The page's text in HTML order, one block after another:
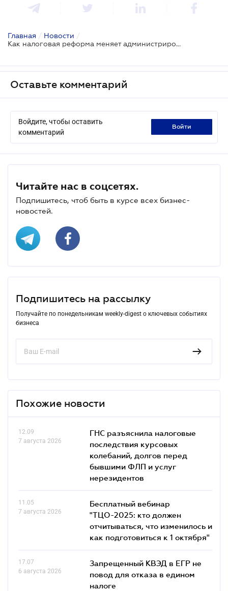
Главная / Новости /
Как налоговая реформа меняет администрирование налога на прибыль
Оставьте комментарий
Войдите, чтобы оставить
комментарий
войти
Читайте нас в соцсетях.
Подпишитесь, чтоб быть в курсе всех бизнес-
новостей.
Подпишитесь на рассылку
Получайте по понедельникам weekly-digest о ключевых событиях
бизнеса
Похожие новости
12.09
7 августа 2026
ГНС разъяснила налоговые
последствия курсовых
колебаний, долгов перед
бывшими ФЛП и услуг
нерезидентов
11.05
7 августа 2026
Бесплатный вебинар
"ТЦО-2025: кто должен
отчитываться, что изменилось и
как подготовиться к 1 октября"
17.07
6 августа 2026
Запрещенный КВЭД в ЕГР не
повод для отказа в едином
налоге